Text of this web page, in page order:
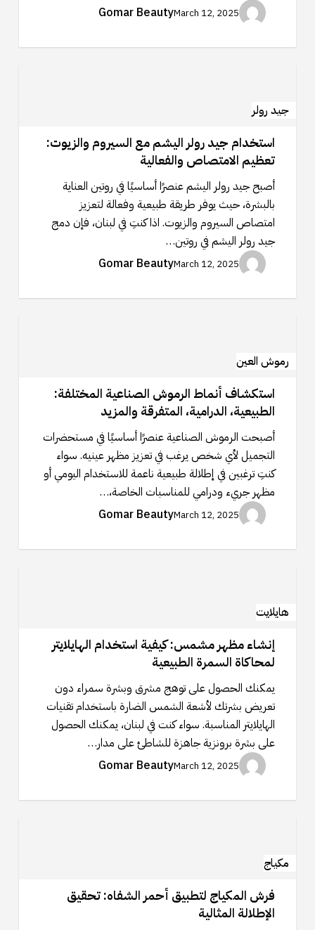
Gomar BeautyMarch 12, 2025
رولر
السيروم
والزيوت:
تعظيم
الامتصاص
والفعالية
جيد رولر
استخدام جيد رولر اليشم مع السيروم والزيوت:
تعظيم الامتصاص والفعالية
أصبح جيد رولر اليشم عنصرًا أساسيًا في روتين العناية
بالبشرة، حيث يوفر طريقة طبيعية وفعالة لتعزيز
امتصاص السيروم والزيوت. اذا كنتِ في لبنان، فإن دمج
جيد رولر اليشم في روتين…
Gomar BeautyMarch 12, 2025
الرموش
المختلفة:
الطبيعية،
الدرامية،
المتفرقة
والمزيد
رموش العين
استكشاف أنماط الرموش الصناعية المختلفة:
الطبيعية، الدرامية، المتفرقة والمزيد
أصبحت الرموش الصناعية عنصرًا أساسيًا في مستحضرات
التجميل لأي شخص يرغب في تعزيز مظهر عينيه. سواء
كنتِ ترغبين في إطلالة طبيعية ناعمة للاستخدام اليومي أو
مظهر جريء ودرامي للمناسبات الخاصة،…
Gomar BeautyMarch 12, 2025
مشمس:
استخدام
الهايلايتر
لمحاكاة
السمرة
الطبيعية
هايلايت
إنشاء مظهر مشمس: كيفية استخدام الهايلايتر
لمحاكاة السمرة الطبيعية
يمكنك الحصول على توهج مشرق وبشرة سمراء دون
تعريض بشرتك لأشعة الشمس الضارة باستخدام تقنيات
الهايلايتر المناسبة. سواء كنت في لبنان، يمكنك الحصول
على بشرة برونزية جاهزة للشاطئ على مدار…
Gomar BeautyMarch 12, 2025
لتطبيق
الشفاه:
تحقيق
مكياج
فرش المكياج لتطبيق أحمر الشفاه: تحقيق
الإطلالة المثالية